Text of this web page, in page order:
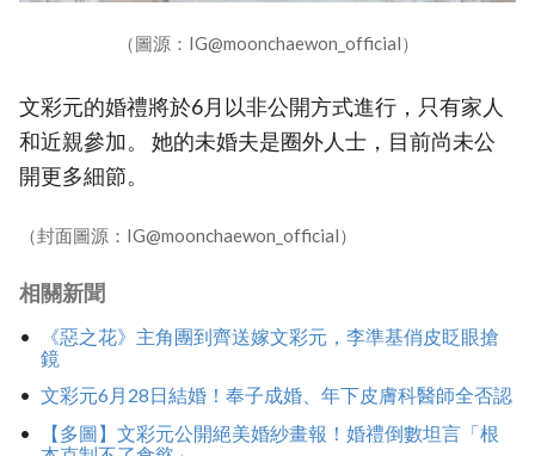
（圖源：IG@moonchaewon_official）
文彩元的婚禮將於6月以非公開方式進行，只有家人
和近親參加。 她的未婚夫是圈外人士，目前尚未公
開更多細節。
（封面圖源：IG@moonchaewon_official）
相關新聞
《惡之花》主角團到齊送嫁文彩元，李準基俏皮眨眼搶
鏡
文彩元6月28日結婚！奉子成婚、年下皮膚科醫師全否認
【多圖】文彩元公開絕美婚紗畫報！婚禮倒數坦言「根